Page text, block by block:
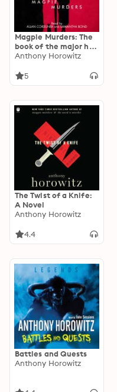
Magpie Murders: The
book of the major hit
BBC series Magpie
Sunday Times
Anthony Horowitz
5
The Twist of a Knife:
A Novel
Anthony Horowitz
4.4
Battles and Quests
Anthony Horowitz